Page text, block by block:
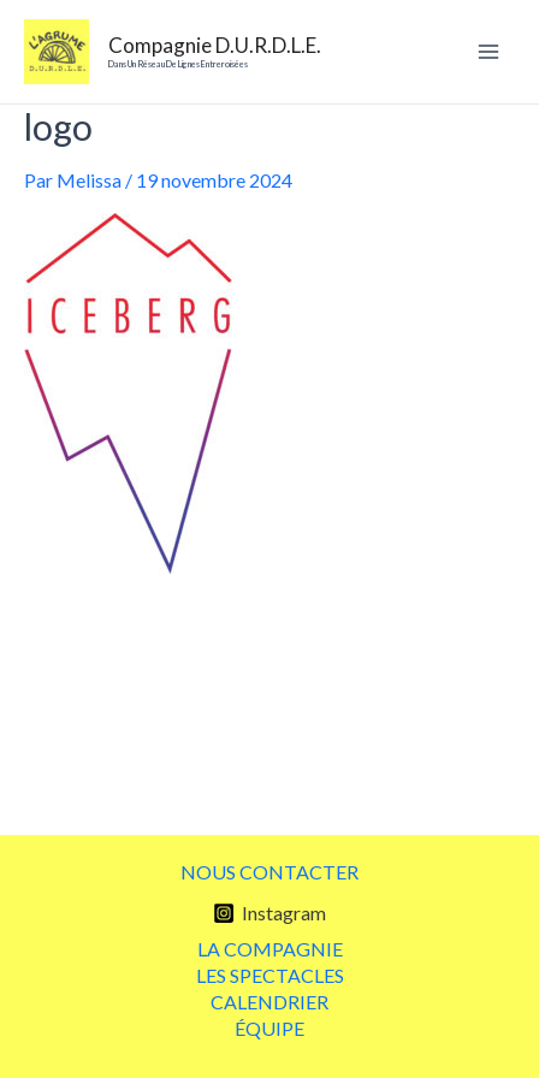
contenu
Compagnie D.U.R.D.L.E.
Dans Un Réseau De Lignes Entreroisées
logo
Par Melissa / 19 novembre 2024
NOUS CONTACTER
Instagram
LA COMPAGNIE
LES SPECTACLES
CALENDRIER
ÉQUIPE